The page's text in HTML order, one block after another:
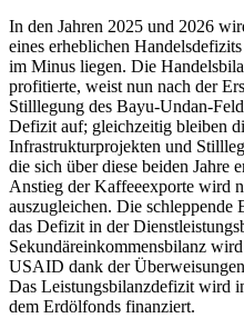
In den Jahren 2025 und 2026
eines erheblichen
im Minus liegen. Die
profitierte, weist nun nach der
Stilllegung des Bayu-Undan-
Defizit auf; gleichzeitig bleiben
Infrastrukturprojekten und
die sich über diese beiden Jahre
Anstieg der Kaffeeexporte wird
auszugleichen. Die
das Defizit in der
Sekundäreinkommensbilanz
USAID dank der
Das Leistungsbilanzdefizit wird
dem Erdölfonds finanziert.